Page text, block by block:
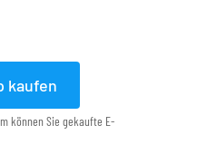
kaufen
können Sie gekaufte E-